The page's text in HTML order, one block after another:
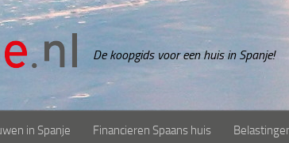
De koopgids voor een huis in Spanje!
in Spanje Financieren Spaans huis